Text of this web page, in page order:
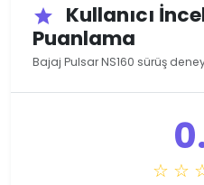
star
Kullanıcı
Puanlama
Bajaj Pulsar NS160 sürüş
☆ ☆